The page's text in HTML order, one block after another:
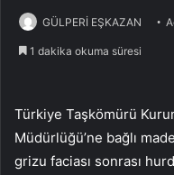
GÜLPERİ EŞKAZAN
1 dakika okuma süresi
Türkiye Taşkömürü
Müdürlüğü’ne bağlı
grizu faciası sonrası